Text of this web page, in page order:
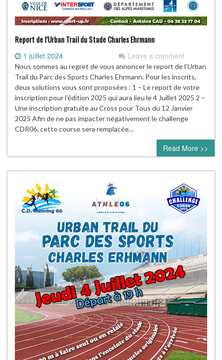
Report de l’Urban Trail du Stade Charles Ehrmann
1 juillet 2024 Leave a comment
Nous sommes au regret de vous annoncer le report de l’Urban
Trail du Parc des Sports Charles Ehrmann. Pour les inscrits,
deux solutions vous sont proposées : 1 – Le report de votre
inscription pour l’édition 2025 qui aura lieu le 4 Juillet 2025 2 –
Une inscription gratuite au Cross pour Tous du 12 Janvier
2025 Afin de ne pas impacter négativement le challenge
CDR06, cette course sera remplacée…
Read More >>